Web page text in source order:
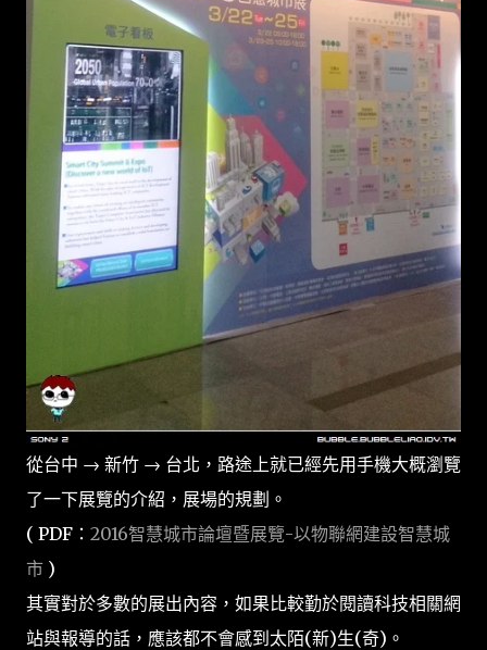
從台中 → 新竹 → 台北，路途上就已經先用手機大概瀏覽
了一下展覽的介紹，展場的規劃。
( PDF： 2016智慧城市論壇暨展覽-以物聯網建設智慧城
市 )
其實對於多數的展出內容，如果比較勤於閱讀科技相關網
站與報導的話，應該都不會感到太陌(新)生(奇)。